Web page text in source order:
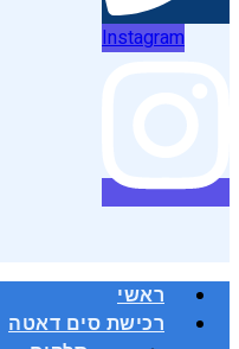
Instagram
ראשי
רכישת סים דאטה